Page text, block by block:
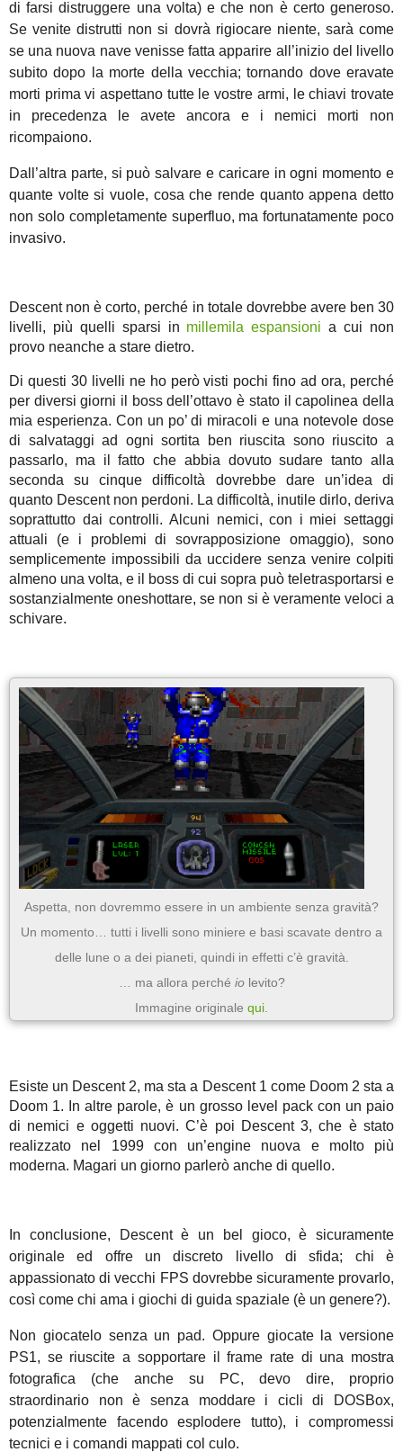
di farsi distruggere una volta) e che non è certo generoso.
Se venite distrutti non si dovrà rigiocare niente, sarà come
se una nuova nave venisse fatta apparire all’inizio del livello
subito dopo la morte della vecchia; tornando dove eravate
morti prima vi aspettano tutte le vostre armi, le chiavi trovate
in precedenza le avete ancora e i nemici morti non
ricompaiono.
Dall’altra parte, si può salvare e caricare in ogni momento e
quante volte si vuole, cosa che rende quanto appena detto
non solo completamente superfluo, ma fortunatamente poco
invasivo.
Descent non è corto, perché in totale dovrebbe avere ben 30
livelli, più quelli sparsi in millemila espansioni a cui non
provo neanche a stare dietro.
Di questi 30 livelli ne ho però visti pochi fino ad ora, perché
per diversi giorni il boss dell’ottavo è stato il capolinea della
mia esperienza. Con un po’ di miracoli e una notevole dose
di salvataggi ad ogni sortita ben riuscita sono riuscito a
passarlo, ma il fatto che abbia dovuto sudare tanto alla
seconda su cinque difficoltà dovrebbe dare un’idea di
quanto Descent non perdoni. La difficoltà, inutile dirlo, deriva
soprattutto dai controlli. Alcuni nemici, con i miei settaggi
attuali (e i problemi di sovrapposizione omaggio), sono
semplicemente impossibili da uccidere senza venire colpiti
almeno una volta, e il boss di cui sopra può teletrasportarsi e
sostanzialmente oneshottare, se non si è veramente veloci a
schivare.
Aspetta, non dovremmo essere in un ambiente senza gravità?
Un momento… tutti i livelli sono miniere e basi scavate dentro a
delle lune o a dei pianeti, quindi in effetti c’è gravità.
… ma allora perché iolevito?
Immagine originale qui
Esiste un Descent 2, ma sta a Descent 1 come Doom 2 sta a
Doom 1. In altre parole, è un grosso level pack con un paio
di nemici e oggetti nuovi. C’è poi Descent 3, che è stato
realizzato nel 1999 con un’engine nuova e molto più
moderna. Magari un giorno parlerò anche di quello.
In conclusione, Descent è un bel gioco, è sicuramente
originale ed offre un discreto livello di sfida; chi è
appassionato di vecchi FPS dovrebbe sicuramente provarlo,
così come chi ama i giochi di guida spaziale (è un genere?).
Non giocatelo senza un pad. Oppure giocate la versione
PS1, se riuscite a sopportare il frame rate di una mostra
fotografica (che anche su PC, devo dire, proprio
straordinario non è senza moddare i cicli di DOSBox,
potenzialmente facendo esplodere tutto), i compromessi
tecnici e i comandi mappati col culo.